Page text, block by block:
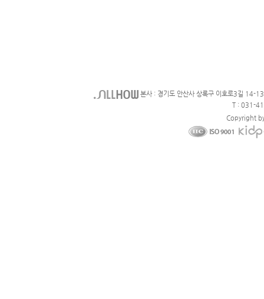
본사 : 경기도 안산사 상록구 이호로3길 14-
T : 031-
Copyright